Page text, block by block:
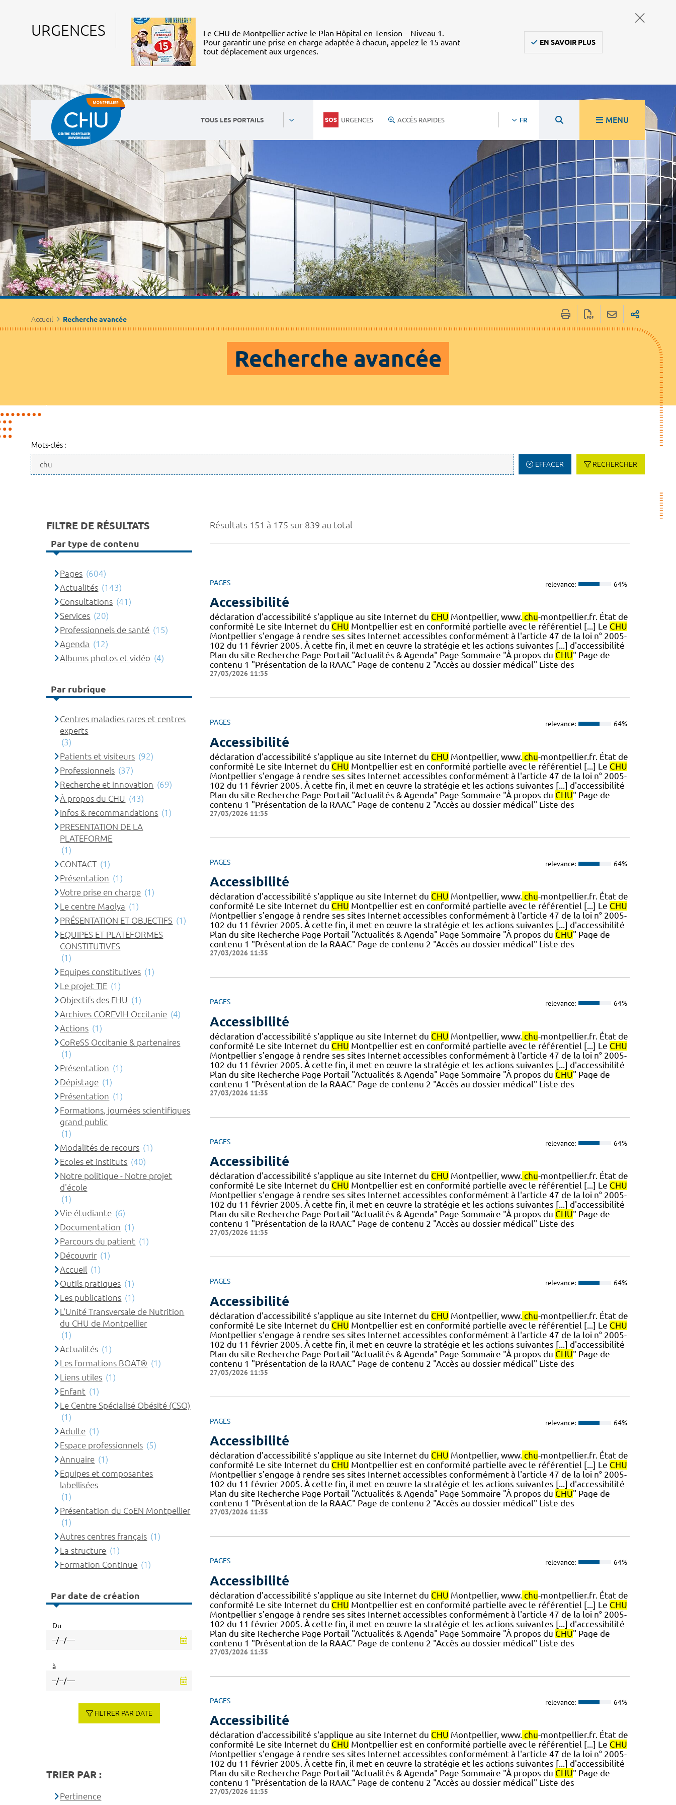
URGENCES
Le CHU de Montpellier active le Plan Hôpital en Tension – Niveau 1.
Pour garantir une prise en charge adaptée à chacun, appelez le 15 avant
tout déplacement aux urgences.
EN SAVOIR PLUS
TOUS LES PORTAILS URGENCES ACCÈS RAPIDES FR MENU
Accueil Recherche avancée
Recherche avancée
Mots-clés :
EFFACER RECHERCHER
Résultats 151 à 175 sur 839 au total
PAGES relevance: 64%
Accessibilité
déclaration d'accessibilité s'applique au site Internet du CHU Montpellier, www. chu-montpellier.fr. État de
conformité Le site Internet du CHU Montpellier est en conformité partielle avec le référentiel [...] Le CHU
Montpellier s'engage à rendre ses sites Internet accessibles conformément à l'article 47 de la loi n° 2005-
102 du 11 février 2005. À cette fin, il met en œuvre la stratégie et les actions suivantes [...] d'accessibilité
Plan du site Recherche Page Portail "Actualités & Agenda" Page Sommaire "À propos du CHU" Page de
contenu 1 "Présentation de la RAAC" Page de contenu 2 "Accès au dossier médical" Liste des
27/03/2026 11:35
PAGES relevance: 64%
Accessibilité
déclaration d'accessibilité s'applique au site Internet du CHU Montpellier, www. chu-montpellier.fr. État de
conformité Le site Internet du CHU Montpellier est en conformité partielle avec le référentiel [...] Le CHU
Montpellier s'engage à rendre ses sites Internet accessibles conformément à l'article 47 de la loi n° 2005-
102 du 11 février 2005. À cette fin, il met en œuvre la stratégie et les actions suivantes [...] d'accessibilité
Plan du site Recherche Page Portail "Actualités & Agenda" Page Sommaire "À propos du CHU" Page de
contenu 1 "Présentation de la RAAC" Page de contenu 2 "Accès au dossier médical" Liste des
27/03/2026 11:35
PAGES relevance: 64%
Accessibilité
déclaration d'accessibilité s'applique au site Internet du CHU Montpellier, www. chu-montpellier.fr. État de
conformité Le site Internet du CHU Montpellier est en conformité partielle avec le référentiel [...] Le CHU
Montpellier s'engage à rendre ses sites Internet accessibles conformément à l'article 47 de la loi n° 2005-
102 du 11 février 2005. À cette fin, il met en œuvre la stratégie et les actions suivantes [...] d'accessibilité
Plan du site Recherche Page Portail "Actualités & Agenda" Page Sommaire "À propos du CHU" Page de
contenu 1 "Présentation de la RAAC" Page de contenu 2 "Accès au dossier médical" Liste des
27/03/2026 11:35
PAGES relevance: 64%
Accessibilité
déclaration d'accessibilité s'applique au site Internet du CHU Montpellier, www. chu-montpellier.fr. État de
conformité Le site Internet du CHU Montpellier est en conformité partielle avec le référentiel [...] Le CHU
Montpellier s'engage à rendre ses sites Internet accessibles conformément à l'article 47 de la loi n° 2005-
102 du 11 février 2005. À cette fin, il met en œuvre la stratégie et les actions suivantes [...] d'accessibilité
Plan du site Recherche Page Portail "Actualités & Agenda" Page Sommaire "À propos du CHU" Page de
contenu 1 "Présentation de la RAAC" Page de contenu 2 "Accès au dossier médical" Liste des
27/03/2026 11:35
PAGES relevance: 64%
Accessibilité
déclaration d'accessibilité s'applique au site Internet du CHU Montpellier, www. chu-montpellier.fr. État de
conformité Le site Internet du CHU Montpellier est en conformité partielle avec le référentiel [...] Le CHU
Montpellier s'engage à rendre ses sites Internet accessibles conformément à l'article 47 de la loi n° 2005-
102 du 11 février 2005. À cette fin, il met en œuvre la stratégie et les actions suivantes [...] d'accessibilité
Plan du site Recherche Page Portail "Actualités & Agenda" Page Sommaire "À propos du CHU" Page de
contenu 1 "Présentation de la RAAC" Page de contenu 2 "Accès au dossier médical" Liste des
27/03/2026 11:35
PAGES relevance: 64%
Accessibilité
déclaration d'accessibilité s'applique au site Internet du CHU Montpellier, www. chu-montpellier.fr. État de
conformité Le site Internet du CHU Montpellier est en conformité partielle avec le référentiel [...] Le CHU
Montpellier s'engage à rendre ses sites Internet accessibles conformément à l'article 47 de la loi n° 2005-
102 du 11 février 2005. À cette fin, il met en œuvre la stratégie et les actions suivantes [...] d'accessibilité
Plan du site Recherche Page Portail "Actualités & Agenda" Page Sommaire "À propos du CHU" Page de
contenu 1 "Présentation de la RAAC" Page de contenu 2 "Accès au dossier médical" Liste des
27/03/2026 11:35
PAGES relevance: 64%
Accessibilité
déclaration d'accessibilité s'applique au site Internet du CHU Montpellier, www. chu-montpellier.fr. État de
conformité Le site Internet du CHU Montpellier est en conformité partielle avec le référentiel [...] Le CHU
Montpellier s'engage à rendre ses sites Internet accessibles conformément à l'article 47 de la loi n° 2005-
102 du 11 février 2005. À cette fin, il met en œuvre la stratégie et les actions suivantes [...] d'accessibilité
Plan du site Recherche Page Portail "Actualités & Agenda" Page Sommaire "À propos du CHU" Page de
contenu 1 "Présentation de la RAAC" Page de contenu 2 "Accès au dossier médical" Liste des
27/03/2026 11:35
PAGES relevance: 64%
Accessibilité
déclaration d'accessibilité s'applique au site Internet du CHU Montpellier, www. chu-montpellier.fr. État de
conformité Le site Internet du CHU Montpellier est en conformité partielle avec le référentiel [...] Le CHU
Montpellier s'engage à rendre ses sites Internet accessibles conformément à l'article 47 de la loi n° 2005-
102 du 11 février 2005. À cette fin, il met en œuvre la stratégie et les actions suivantes [...] d'accessibilité
Plan du site Recherche Page Portail "Actualités & Agenda" Page Sommaire "À propos du CHU" Page de
contenu 1 "Présentation de la RAAC" Page de contenu 2 "Accès au dossier médical" Liste des
27/03/2026 11:35
PAGES relevance: 64%
Accessibilité
déclaration d'accessibilité s'applique au site Internet du CHU Montpellier, www. chu-montpellier.fr. État de
conformité Le site Internet du CHU Montpellier est en conformité partielle avec le référentiel [...] Le CHU
Montpellier s'engage à rendre ses sites Internet accessibles conformément à l'article 47 de la loi n° 2005-
102 du 11 février 2005. À cette fin, il met en œuvre la stratégie et les actions suivantes [...] d'accessibilité
Plan du site Recherche Page Portail "Actualités & Agenda" Page Sommaire "À propos du CHU" Page de
contenu 1 "Présentation de la RAAC" Page de contenu 2 "Accès au dossier médical" Liste des
27/03/2026 11:35
FILTRE DE RÉSULTATS
Par type de contenu
Pages (604)
Actualités (143)
Consultations (41)
Services (20)
Professionnels de santé (15)
Agenda (12)
Albums photos et vidéo (4)
Par rubrique
Centres maladies rares et centres
experts
(3)
Patients et visiteurs (92)
Professionnels (37)
Recherche et innovation (69)
À propos du CHU (43)
Infos & recommandations (1)
PRESENTATION DE LA
PLATEFORME
(1)
CONTACT (1)
Présentation (1)
Votre prise en charge (1)
Le centre Maolya (1)
PRÉSENTATION ET OBJECTIFS (1)
EQUIPES ET PLATEFORMES
CONSTITUTIVES
(1)
Equipes constitutives (1)
Le projet TIE (1)
Objectifs des FHU (1)
Archives COREVIH Occitanie (4)
Actions (1)
CoReSS Occitanie & partenaires
(1)
Présentation (1)
Dépistage (1)
Présentation (1)
Formations, journées scientifiques
grand public
(1)
Modalités de recours (1)
Ecoles et instituts (40)
Notre politique - Notre projet
d'école
(1)
Vie étudiante (6)
Documentation (1)
Parcours du patient (1)
Découvrir (1)
Accueil (1)
Outils pratiques (1)
Les publications (1)
L'Unité Transversale de Nutrition
du CHU de Montpellier
(1)
Actualités (1)
Les formations BOAT® (1)
Liens utiles (1)
Enfant (1)
Le Centre Spécialisé Obésité (CSO)
(1)
Adulte (1)
Espace professionnels (5)
Annuaire (1)
Equipes et composantes
labellisées
(1)
Présentation du CoEN Montpellier
(1)
Autres centres français (1)
La structure (1)
Formation Continue (1)
Par date de création
Du
à
FILTRER PAR DATE
TRIER PAR :
Pertinence